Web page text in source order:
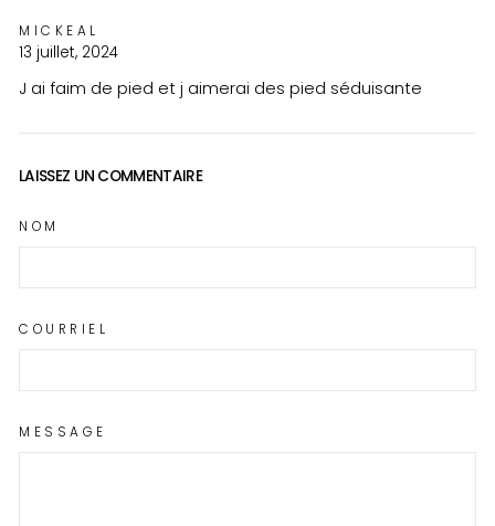
MICKEAL
13 juillet, 2024
J ai faim de pied et j aimerai des pied séduisante
LAISSEZ UN COMMENTAIRE
NOM
COURRIEL
MESSAGE